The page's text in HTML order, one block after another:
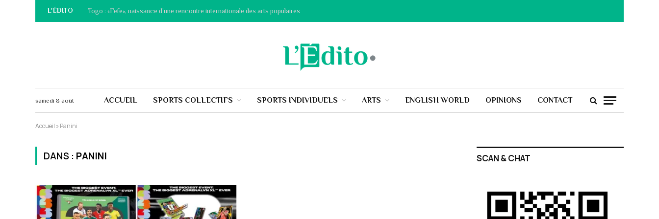
L'ÉDITO Togo : «Fefe», naissance d’une rencontre internationale des arts populaires
samedi 8 août ACCUEIL SPORTS COLLECTIFS SPORTS INDIVIDUELS ARTS ENGLISH WORLD OPINIONS CONTACT
Accueil »Panini
DANS : PANINI SCAN & CHAT